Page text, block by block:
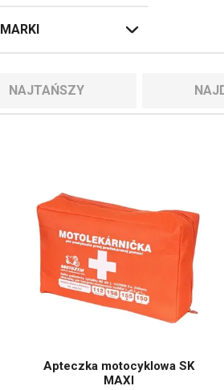
MARKI
NAJTAŃSZY
Apteczka motocyklowa SK
MAXI